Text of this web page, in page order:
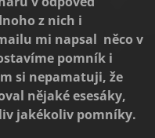
z nich i
mi napsal něco v
pomník i
si nepamatuji, že
nějaké esesáky,
jakékoliv pomníky.